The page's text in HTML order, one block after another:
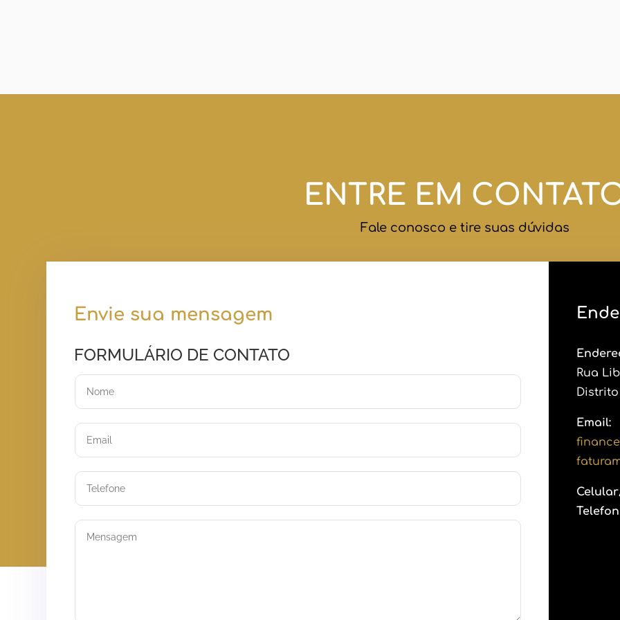
ENTRE EM
Fale conosco e tire suas dúvidas
Envie sua mensagem
FORMULÁRIO DE CONTATO
Rua
Email: